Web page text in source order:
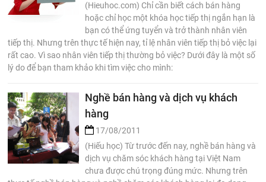
(Hieuhoc.com) Chỉ cần biết cách bán hàng
hoặc chỉ học một khóa học tiếp thị ngắn hạn là
bạn có thể ứng tuyển và trở thành nhân viên
tiếp thị. Nhưng trên thực tế hiện nay, tỉ lệ nhân viên tiếp thị bỏ việc lại
rất cao. Vì sao nhân viên tiếp thị thường bỏ việc? Dưới đây là một số
lý do để bạn tham khảo khi tìm việc cho mình:
Nghề bán hàng và dịch vụ khách
hàng
17/08/2011
(Hiếu học) Từ trước đến nay, nghề bán hàng và
dịch vụ chăm sóc khách hàng tại Việt Nam
chưa được chú trọng đúng mức. Nhưng trên